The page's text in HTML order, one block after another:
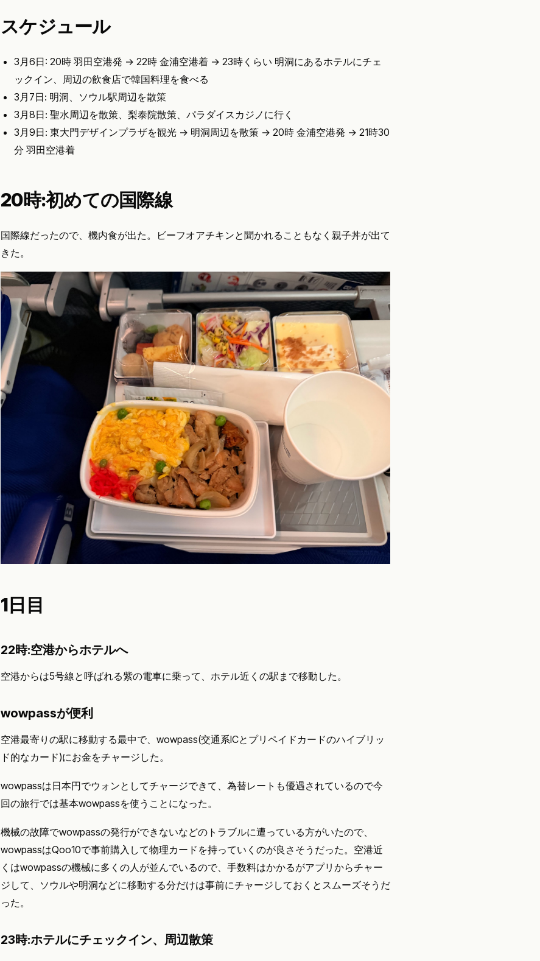
スケジュール
3月6日: 20時 羽田空港発 → 22時 金浦空港着 → 23時くらい 明洞にあるホテルにチェ
ックイン、周辺の飲食店で韓国料理を食べる
3月7日: 明洞、ソウル駅周辺を散策
3月8日: 聖水周辺を散策、梨泰院散策、パラダイスカジノに行く
3月9日: 東大門デザインプラザを観光 → 明洞周辺を散策 → 20時 金浦空港発 → 21時30
分 羽田空港着
20時:初めての国際線
国際線だったので、機内食が出た。ビーフオアチキンと聞かれることもなく親子丼が出て
きた。
1日目
22時:空港からホテルへ
空港からは5号線と呼ばれる紫の電車に乗って、ホテル近くの駅まで移動した。
wowpassが便利
空港最寄りの駅に移動する最中で、wowpass(交通系ICとプリペイドカードのハイブリッ
ド的なカード)にお金をチャージした。
wowpassは日本円でウォンとしてチャージできて、為替レートも優遇されているので今
回の旅行では基本wowpassを使うことになった。
機械の故障でwowpassの発行ができないなどのトラブルに遭っている方がいたので、
wowpassはQoo10で事前購入して物理カードを持っていくのが良さそうだった。空港近
くはwowpassの機械に多くの人が並んでいるので、手数料はかかるがアプリからチャー
ジして、ソウルや明洞などに移動する分だけは事前にチャージしておくとスムーズそうだ
った。
23時:ホテルにチェックイン、周辺散策